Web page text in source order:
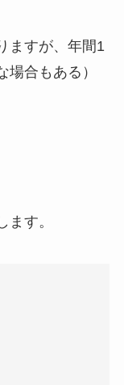
ますが、年間1
合もある）
す。